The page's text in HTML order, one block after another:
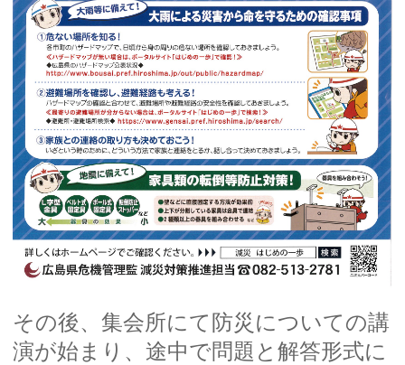
その後、集会所にて防災についての講
演が始まり、途中で問題と解答形式に